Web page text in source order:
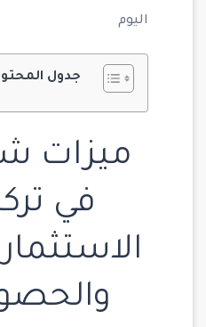
اليوم
جدول
ميزات
في